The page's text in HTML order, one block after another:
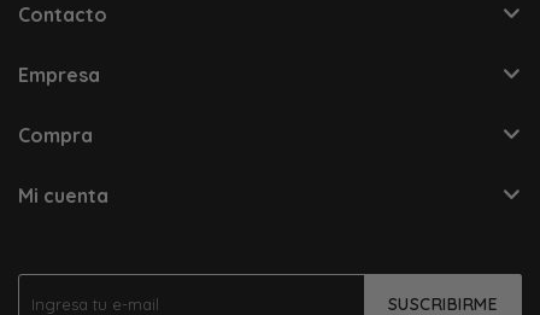
SUSCRIBIRME
Contacto
Empresa
Compra
Mi cuenta